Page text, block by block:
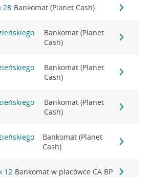
28 Bankomat (Planet Cash)
Bankomat (Planet
Cash)
Bankomat (Planet
Cash)
Bankomat (Planet
Cash)
Bankomat (Planet
Cash)
12 Bankomat w placówce CA BP